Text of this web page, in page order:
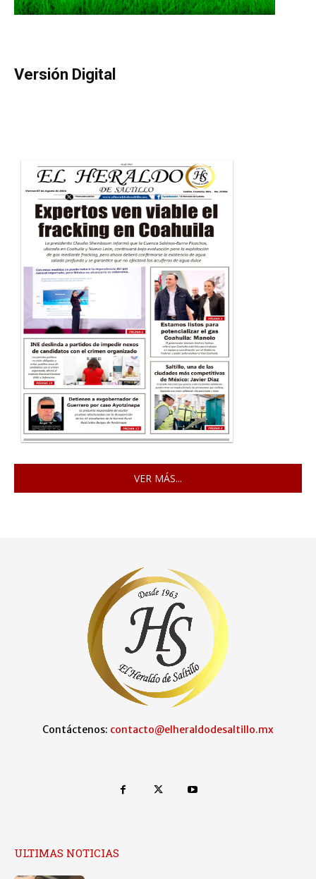
Versión Digital
VER MÁS...
Contáctenos: contacto@elheraldodesaltillo.mx
ULTIMAS NOTICIAS